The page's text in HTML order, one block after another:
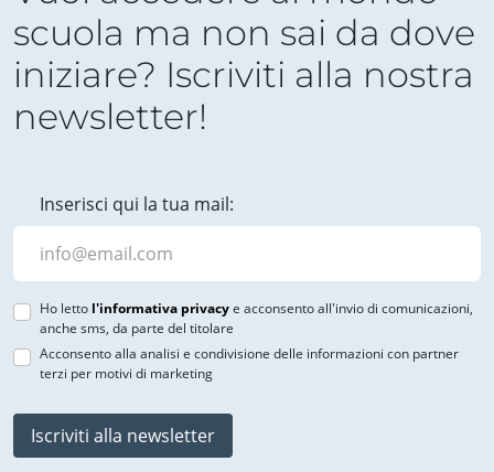
scuola ma non sai da dove
iniziare? Iscriviti alla nostra
newsletter!
Inserisci qui la tua mail:
Ho letto l'informativa privacye acconsento all'invio di comunicazioni,
anche sms, da parte del titolare
Acconsento alla analisi e condivisione delle informazioni con partner
terzi per motivi di marketing
Iscriviti alla newsletter